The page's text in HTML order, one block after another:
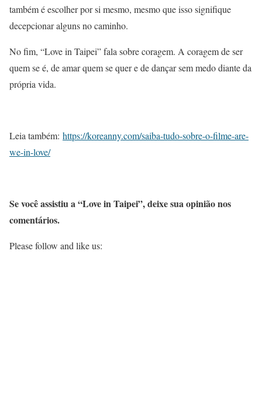
também é escolher por si mesmo, mesmo que isso signifique
decepcionar alguns no caminho.
No fim, “Love in Taipei” fala sobre coragem. A coragem de ser
quem se é, de amar quem se quer e de dançar sem medo diante da
própria vida.
Leia também: https://koreanny.com/saiba-tudo-sobre-o-filme-are-
we-in-love/
Se você assistiu a “Love in Taipei”, deixe sua opinião nos
comentários.
Please follow and like us: